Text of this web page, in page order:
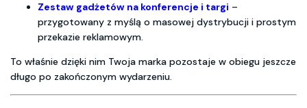
Zestaw gadżetów na konferencje i targi –
przygotowany z myślą o masowej dystrybucji i prostym
przekazie reklamowym.
To właśnie dzięki nim Twoja marka pozostaje w obiegu jeszcze
długo po zakończonym wydarzeniu.